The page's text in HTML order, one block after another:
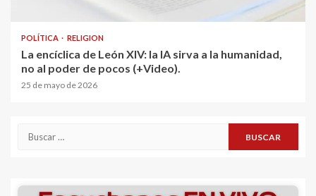
POLÍTICA RELIGION
La encíclica de León XIV: la IA sirva a la humanidad,
no al poder de pocos (+Video).
25 de mayo de 2026
Buscar: